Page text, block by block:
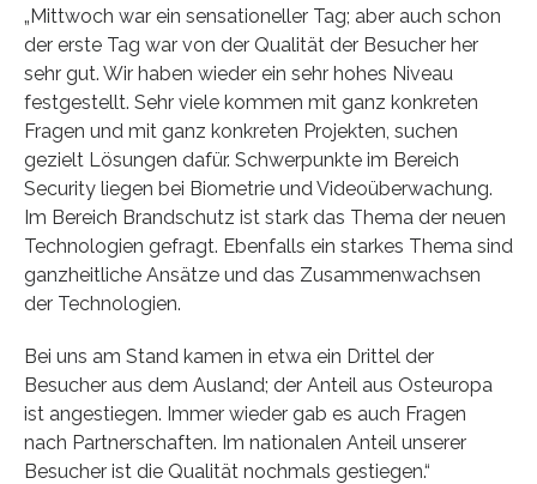
„Mittwoch war ein sensationeller Tag; aber auch schon
der erste Tag war von der Qualität der Besucher her
sehr gut. Wir haben wieder ein sehr hohes Niveau
festgestellt. Sehr viele kommen mit ganz konkreten
Fragen und mit ganz konkreten Projekten, suchen
gezielt Lösungen dafür. Schwerpunkte im Bereich
Security liegen bei Biometrie und Videoüberwachung.
Im Bereich Brandschutz ist stark das Thema der neuen
Technologien gefragt. Ebenfalls ein starkes Thema sind
ganzheitliche Ansätze und das Zusammenwachsen
der Technologien.
Bei uns am Stand kamen in etwa ein Drittel der
Besucher aus dem Ausland; der Anteil aus Osteuropa
ist angestiegen. Immer wieder gab es auch Fragen
nach Partnerschaften. Im nationalen Anteil unserer
Besucher ist die Qualität nochmals gestiegen.“